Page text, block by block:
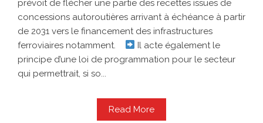
prévoit de flécher une partie des recettes issues de
concessions autoroutières arrivant à échéance à partir
de 2031 vers le financement des infrastructures
ferroviaires notamment.
Il acte également le
principe d’une loi de programmation pour le secteur
qui permettrait, si so...
Read More